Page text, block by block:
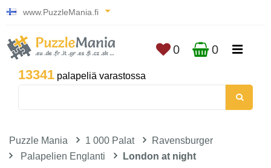
www.PuzzleMania.fi
13341 palapeliä varastossa
0 0
Puzzle Mania 1 000 Palat
Ravensburger
Palapelien Englanti
London at night